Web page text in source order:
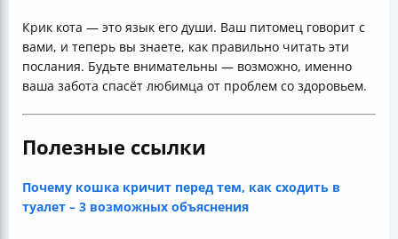
Крик кота — это язык его души. Ваш питомец говорит с
вами, и теперь вы знаете, как правильно читать эти
послания. Будьте внимательны — возможно, именно
ваша забота спасёт любимца от проблем со здоровьем.
Полезные ссылки
Почему кошка кричит перед тем, как сходить в
туалет – 3 возможных объяснения